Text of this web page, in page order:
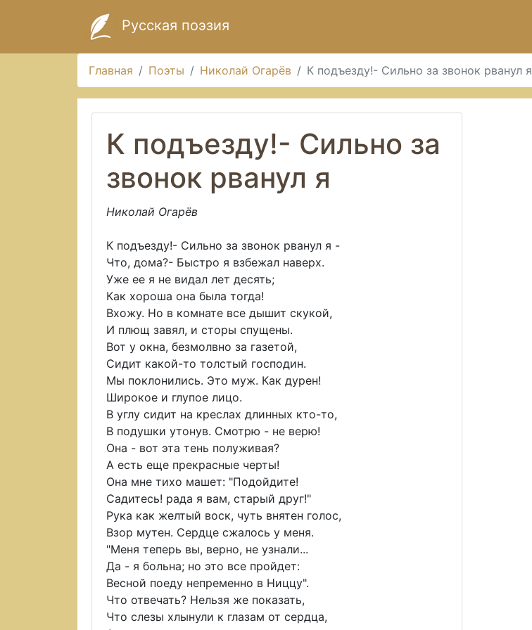
Русская поэзия
Главная Поэты Николай Огарёв К подъезду!- Сильно за звонок рванул я
К подъезду!- Сильно за
звонок рванул я
Николай Огарёв
К подъезду!- Сильно за звонок рванул я -
Что, дома?- Быстро я взбежал наверх.
Уже ее я не видал лет десять;
Как хороша она была тогда!
Вхожу. Но в комнате все дышит скукой,
И плющ завял, и сторы спущены.
Вот у окна, безмолвно за газетой,
Сидит какой-то толстый господин.
Мы поклонились. Это муж. Как дурен!
Широкое и глупое лицо.
В углу сидит на креслах длинных кто-то,
В подушки утонув. Смотрю - не верю!
Она - вот эта тень полуживая?
А есть еще прекрасные черты!
Она мне тихо машет: "Подойдите!
Садитесь! рада я вам, старый друг!"
Рука как желтый воск, чуть внятен голос,
Взор мутен. Сердце сжалось у меня.
"Меня теперь вы, верно, не узнали...
Да - я больна; но это все пройдет:
Весной поеду непременно в Ниццу".
Что отвечать? Нельзя же показать,
Что слезы хлынули к глазам от сердца,